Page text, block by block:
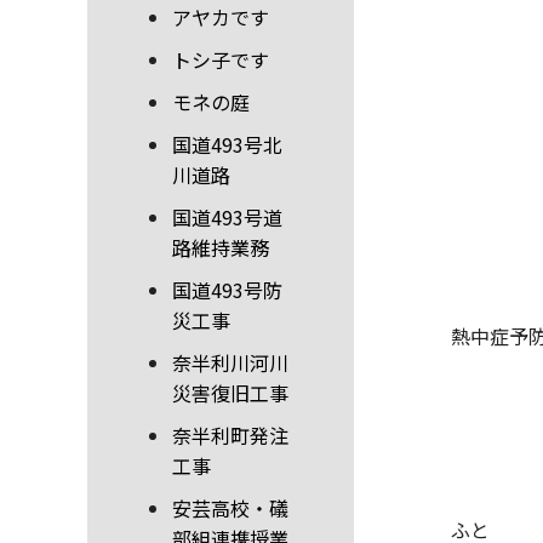
アヤカです
トシ子です
モネの庭
国道493号北
川道路
国道493号道
路維持業務
国道493号防
災工事
奈半利川河川
災害復旧工事
奈半利町発注
工事
安芸高校・礒
熱中症予
ふと